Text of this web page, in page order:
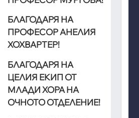
БЛАГОДАРЯ НА
ПРОФЕСОР АНЕЛИЯ
ХОХВАРТЕР!
БЛАГОДАРЯ НА
ЦЕЛИЯ ЕКИП ОТ
МЛАДИ ХОРА НА
ОЧНОТО ОТДЕЛЕНИЕ!